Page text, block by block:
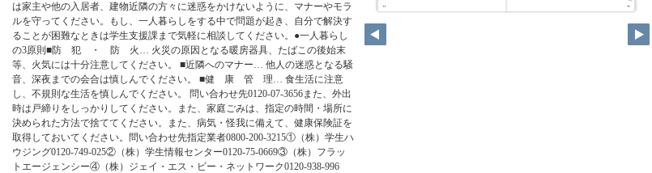
は家主や他の入居者、建物近隣の方々に迷惑をかけないように、マナーやモラ
ルを守ってください。もし、一人暮らしをする中で問題が起き、自分で解決す
ることが困難なときは学生支援課まで気軽に相談してください。●一人暮らし
の3原則■防 犯 ・ 防 火… 火災の原因となる暖房器具、たばこの後始末
等、火気には十分注意してください。 ■近隣へのマナー… 他人の迷惑となる騒
音、深夜までの会合は慎しんでください。 ■健 康 管 理… 食生活に注意
し、不規則な生活を慎しんでください。 問い合わせ先0120-07-3656また、外出
時は戸締りをしっかりしてください。また、家庭ごみは、指定の時間・場所に
決められた方法で捨ててください。また、病気・怪我に備えて、健康保険証を
取得しておいてください。問い合わせ先指定業者0800-200-3215①（株）学生ハ
ウジング0120-749-025②（株）学生情報センター0120-75-0669③（株）フラッ
トエージェンシー④（株）ジェイ・エス・ビー・ネットワーク0120-938-996